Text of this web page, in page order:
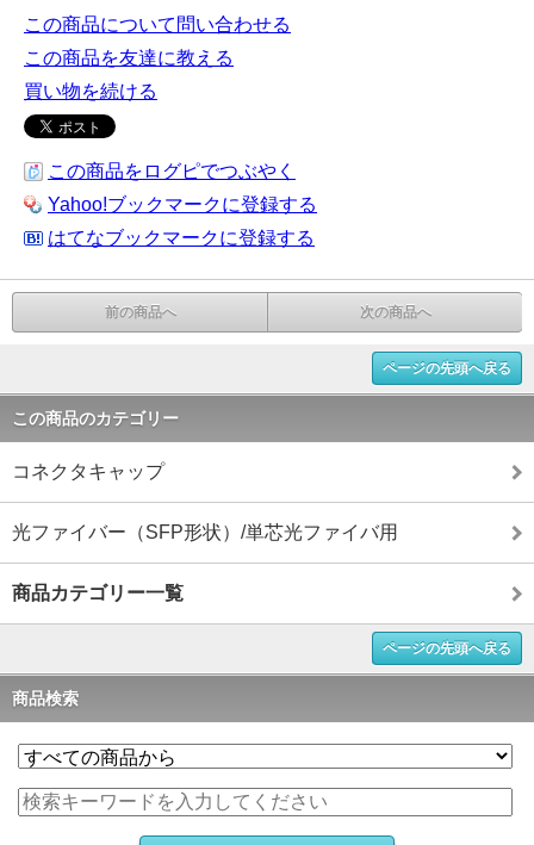
この商品について問い合わせる
この商品を友達に教える
買い物を続ける
この商品をログピでつぶやく
Yahoo!ブックマークに登録する
はてなブックマークに登録する
前の商品へ 次の商品へ
ページの先頭へ戻る
この商品のカテゴリー
コネクタキャップ
光ファイバー（SFP形状）/単芯光ファイバ用
商品カテゴリー一覧
ページの先頭へ戻る
商品検索